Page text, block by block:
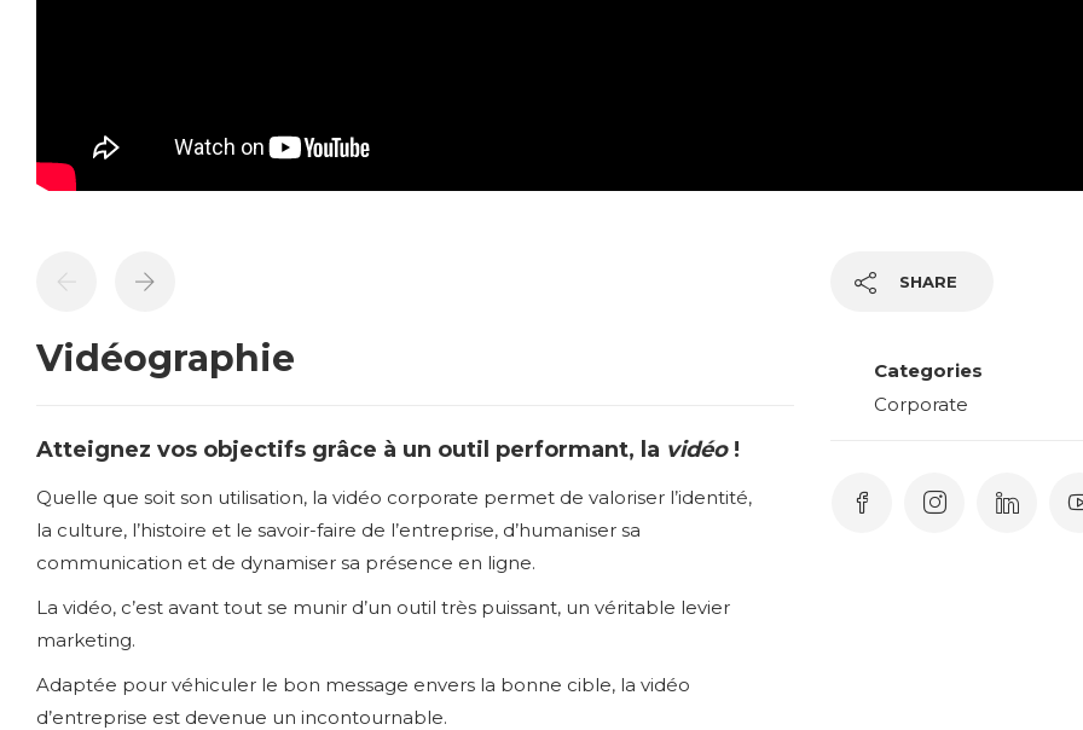
Vidéographie
Atteignez vos objectifs grâce à un outil performant, la vidéo!
Quelle que soit son utilisation, la vidéo corporate permet de valoriser l’identité,
la culture, l’histoire et le savoir-faire de l’entreprise, d’humaniser sa
communication et de dynamiser sa présence en ligne.
La vidéo, c’est avant tout se munir d’un outil très puissant, un véritable levier
marketing.
Adaptée pour véhiculer le bon message envers la bonne cible, la vidéo
d’entreprise est devenue un incontournable.
SHARE
Categories
Corporate